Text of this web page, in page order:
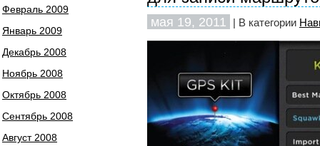
Февраль 2009
Январь 2009
Декабрь 2008
Ноябрь 2008
Октябрь 2008
Сентябрь 2008
Август 2008
мая 19, 2011 | В категории